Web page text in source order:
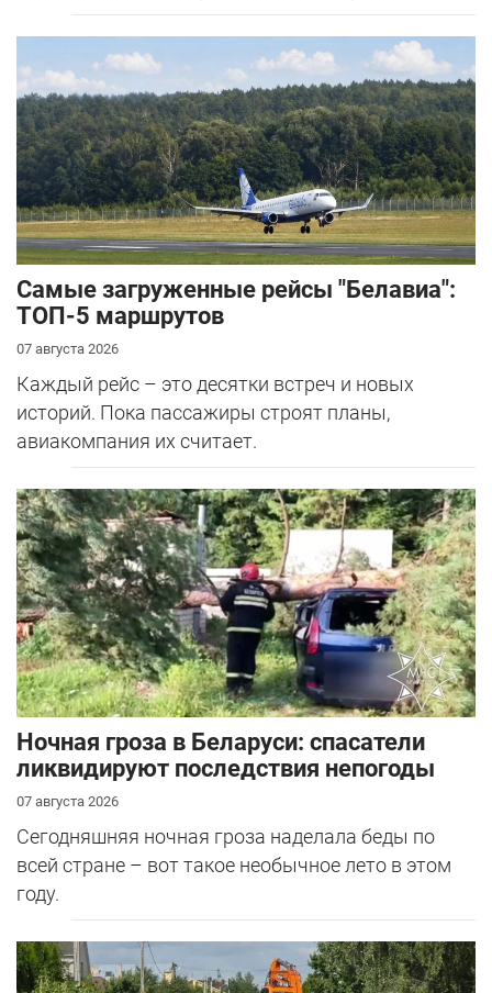
Самые загруженные рейсы "Белавиа":
ТОП-5 маршрутов
07 августа 2026
Каждый рейс – это десятки встреч и новых
историй. Пока пассажиры строят планы,
авиакомпания их считает.
Ночная гроза в Беларуси: спасатели
ликвидируют последствия непогоды
07 августа 2026
Сегодняшняя ночная гроза наделала беды по
всей стране – вот такое необычное лето в этом
году.